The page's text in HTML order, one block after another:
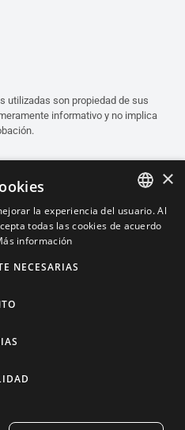
utilizadas son propiedad de sus
informativo y no implica
ITALIAN
×
la experiencia del usuario. Al
todas las cookies de acuerdo
información
NECESARIAS